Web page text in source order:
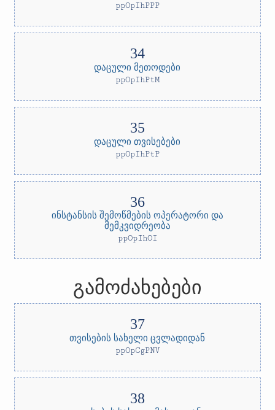
ppOpIhPPP
დაცული მეთოდები
ppOpIhPtM
დაცული თვისებები
ppOpIhPtP
ინსტანსის შემოწმების ოპერატორი და
მემკვიდრეობა
ppOpIhOI
გამოძახებები
თვისების სახელი ცვლადიდან
ppOpCgPNV